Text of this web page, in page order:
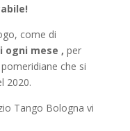
come di
ogni mese , per
che si
2020.
Tango Bologna vi